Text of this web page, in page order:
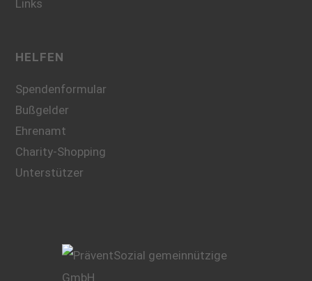
Links
HELFEN
Spendenformular
Bußgelder
Ehrenamt
Charity-Shopping
Unterstützer